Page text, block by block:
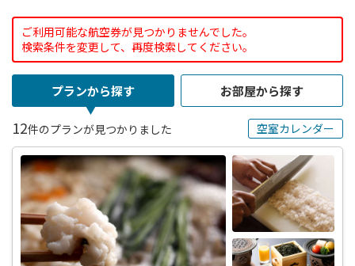
ご利用可能な航空券が見つかりませんでした。
検索条件を変更して、再度検索してください。
プランから探す お部屋から探す
12件のプランが見つかりました 空室カレンダー